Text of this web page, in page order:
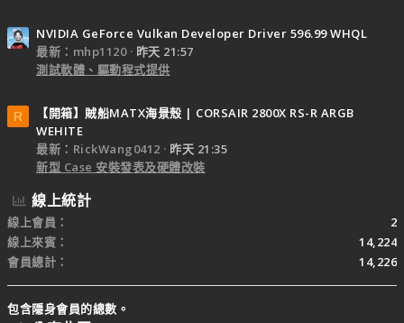
NVIDIA GeForce Vulkan Developer Driver 596.99 WHQL
最新：mhp1120
昨天 21:57
測試軟體、驅動程式提供
R
【開箱】賊船MATX海景殼 | CORSAIR 2800X RS-R ARGB
WEHITE
最新：RickWang0412
昨天 21:35
新型 Case 安裝發表及硬體改裝
線上統計
線上會員
2
線上來賓
14,224
會員總計
14,226
包含隱身會員的總數。